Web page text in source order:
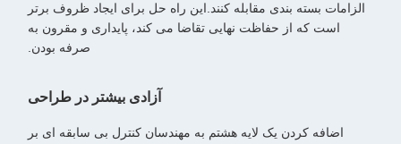
الزامات بسته بندی مقابله کنند.این راه حل برای ایجاد ظروف برتر
است که از حفاظت نهایی تقاضا می کند، پایداری و مقرون به
صرفه بودن.
آزادی بیشتر در طراحی
اضافه کردن یک لایه هشتم به مهندسان کنترل بی سابقه ای بر